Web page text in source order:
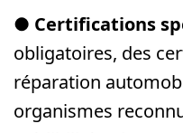
● Certifications
obligatoires, des
réparation
organismes